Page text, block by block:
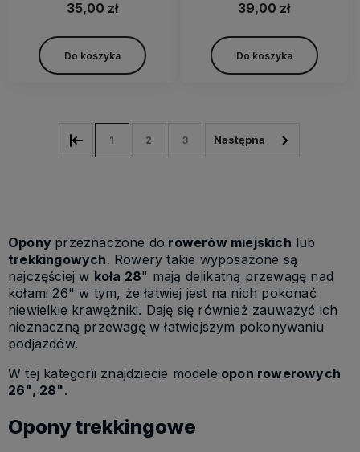
35,00 zł
Do koszyka
39,00 zł
Do koszyka
1 2 3
Opony przeznaczone do rowerów miejskich lub
trekkingowych. Rowery takie wyposażone są
najczęściej w koła 28" mają delikatną przewagę nad
kołami 26" w tym, że łatwiej jest na nich pokonać
niewielkie krawężniki. Daję się również zauważyć ich
nieznaczną przewagę w łatwiejszym pokonywaniu
podjazdów.
W tej kategorii znajdziecie modele opon rowerowych
26", 28".
Opony trekkingowe